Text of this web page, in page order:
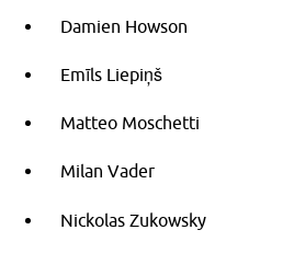
Damien Howson
Emīls Liepiņš
Matteo Moschetti
Milan Vader
Nickolas Zukowsky